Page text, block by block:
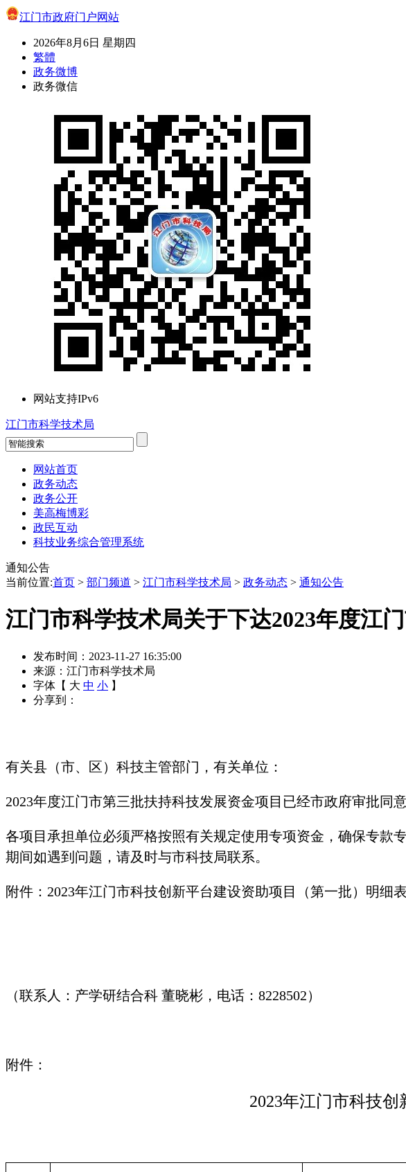
江门市政府门户网站
2026年8月6日 星期四
繁體
政务微博
政务微信
网站支持IPv6
江门市科学技术局
网站首页
政务动态
政务公开
美高梅博彩
政民互动
科技业务综合管理系统
通知公告
当前位置:首页 > 部门频道 > 江门市科学技术局 > 政务动态 > 通知公告
江门市科学技术局关于下达2023年度江
发布时间：2023-11-27 16:35:00
来源：江门市科学技术局
字体【 大 中 小 】
分享到：
有关县（市、区）科技主管部门，有关单位：
2023年度江门市第三批扶持科技发展资金项目已经市政府审批同
各项目承担单位必须严格按照有关规定使用专项资金，确保专款
期间如遇到问题，请及时与市科技局联系。
附件：2023年江门市科技创新平台建设资助项目（第一批）明细表
（联系人：产学研结合科 董晓彬，电话：8228502）
附件：
2023年江门市科技